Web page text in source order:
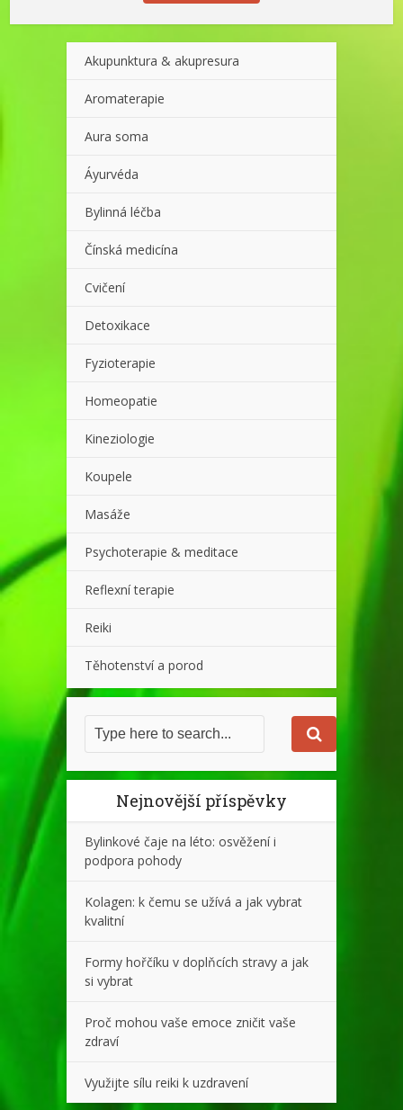
Akupunktura & akupresura
Aromaterapie
Aura soma
Áyurvéda
Bylinná léčba
Čínská medicína
Cvičení
Detoxikace
Fyzioterapie
Homeopatie
Kineziologie
Koupele
Masáže
Psychoterapie & meditace
Reflexní terapie
Reiki
Těhotenství a porod
Nejnovější příspěvky
Bylinkové čaje na léto: osvěžení i
podpora pohody
Kolagen: k čemu se užívá a jak vybrat
kvalitní
Formy hořčíku v doplňcích stravy a jak
si vybrat
Proč mohou vaše emoce zničit vaše
zdraví
Využijte sílu reiki k uzdravení